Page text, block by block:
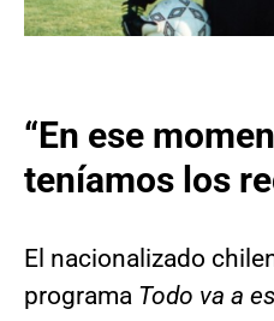
“En ese
teníamos los
El nacionalizado
programa Todo va a